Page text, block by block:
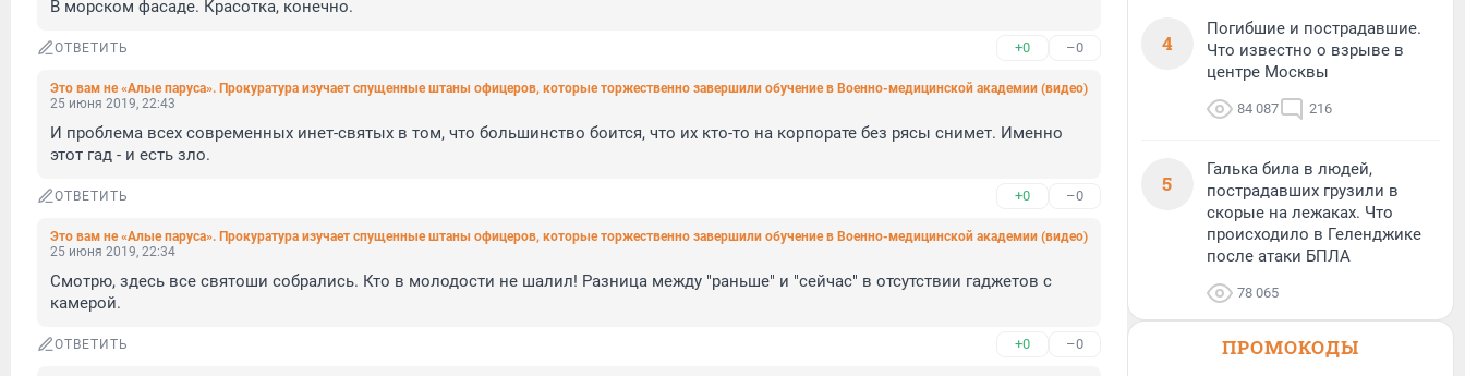
В морском фасаде. Красотка, конечно.
ОТВЕТИТЬ +0 –0
Это вам не «Алые паруса». Прокуратура изучает спущенные штаны офицеров, которые торжественно завершили обучение в Военно-медицинской академии (видео)
25 июня 2019, 22:43
И проблема всех современных инет-святых в том, что большинство боится, что их кто-то на корпорате без рясы снимет. Именно
этот гад - и есть зло.
ОТВЕТИТЬ +0 –0
Это вам не «Алые паруса». Прокуратура изучает спущенные штаны офицеров, которые торжественно завершили обучение в Военно-медицинской академии (видео)
25 июня 2019, 22:34
Смотрю, здесь все святоши собрались. Кто в молодости не шалил! Разница между "раньше" и "сейчас" в отсутствии гаджетов с
камерой.
ОТВЕТИТЬ +0 –0
4
Погибшие и пострадавшие.
Что известно о взрыве в
центре Москвы
84 087 216
5
Галька била в людей,
пострадавших грузили в
скорые на лежаках. Что
происходило в Геленджике
после атаки БПЛА
78 065
ПРОМОКОДЫ